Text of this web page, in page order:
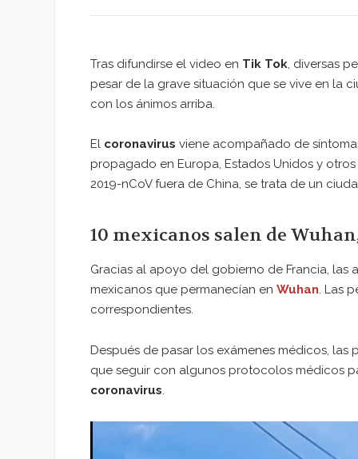
Tras difundirse el video en Tik Tok, diversas
pesar de la grave situación que se vive en la
con los ánimos arriba.
El coronavirus viene acompañado de
propagado en Europa, Estados Unidos y
2019-nCoV fuera de China, se trata de un
10 mexicanos salen de
Gracias al apoyo del gobierno de Francia, las
mexicanos que permanecían en Wuhan. Las
correspondientes.
Después de pasar los exámenes médicos,
que seguir con algunos protocolos médicos
coronavirus.
Reproductor